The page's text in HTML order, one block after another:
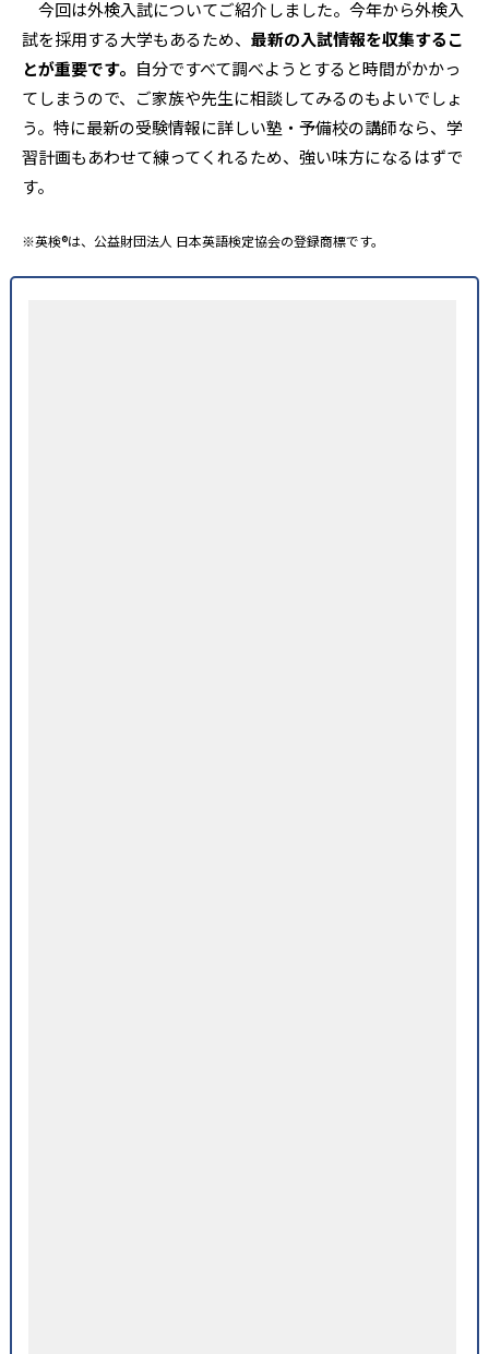
今回は外検入試についてご紹介しました。今年から外検入
試を採用する大学もあるため、 最新の入試情報を収集するこ
とが重要です。 自分ですべて調べようとすると時間がかかっ
てしまうので、ご家族や先生に相談してみるのもよいでしょ
う。特に最新の受験情報に詳しい塾・予備校の講師なら、学
習計画もあわせて練ってくれるため、強い味方になるはずで
す。
※英検®は、公益財団法人 日本英語検定協会の登録商標です。